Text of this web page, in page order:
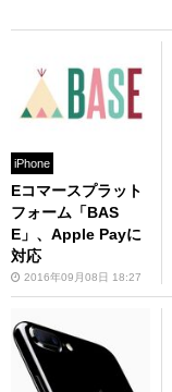
iPhone
Eコマースプラット
フォーム「BAS
E」、Apple Payに
対応
2016年09月08日 18:27